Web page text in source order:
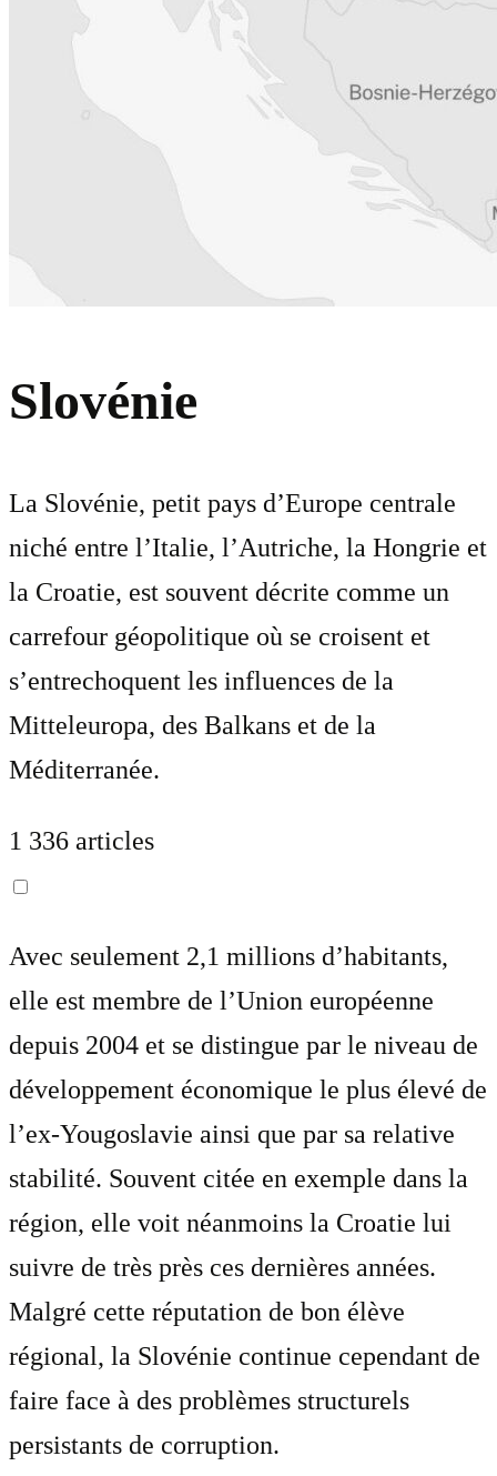
Slovénie
La Slovénie, petit pays d’Europe centrale
niché entre l’Italie, l’Autriche, la Hongrie et
la Croatie, est souvent décrite comme un
carrefour géopolitique où se croisent et
s’entrechoquent les influences de la
Mitteleuropa, des Balkans et de la
Méditerranée.
1 336 articles
Avec seulement 2,1 millions d’habitants,
elle est membre de l’Union européenne
depuis 2004 et se distingue par le niveau de
développement économique le plus élevé de
l’ex-Yougoslavie ainsi que par sa relative
stabilité. Souvent citée en exemple dans la
région, elle voit néanmoins la Croatie lui
suivre de très près ces dernières années.
Malgré cette réputation de bon élève
régional, la Slovénie continue cependant de
faire face à des problèmes structurels
persistants de corruption.